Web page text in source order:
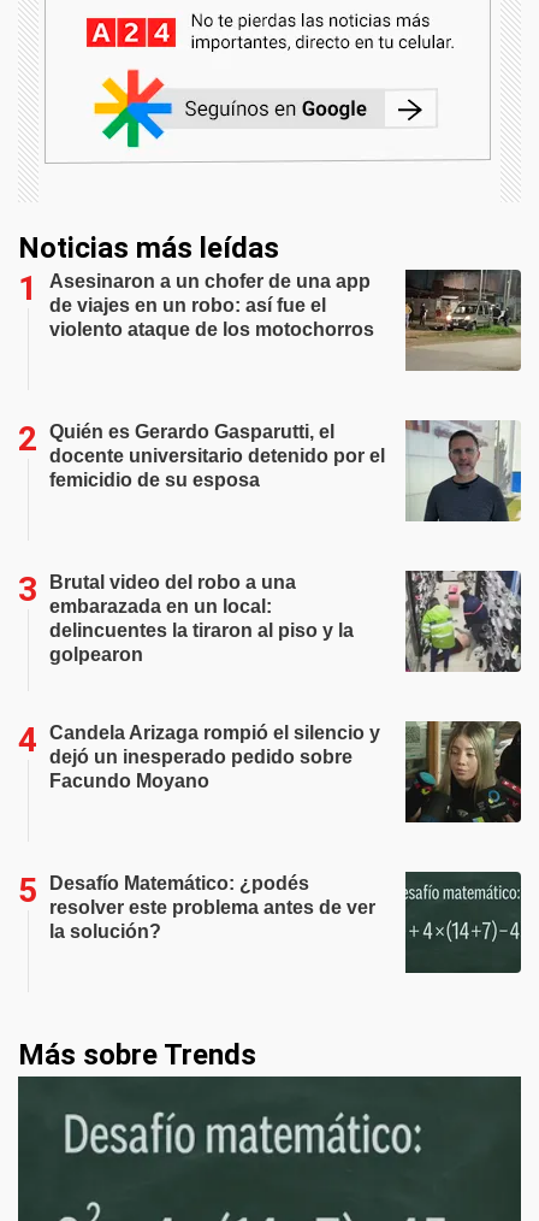
Noticias más leídas
Asesinaron a un chofer de una app
de viajes en un robo: así fue el
violento ataque de los motochorros
Quién es Gerardo Gasparutti, el
docente universitario detenido por el
femicidio de su esposa
Brutal video del robo a una
embarazada en un local:
delincuentes la tiraron al piso y la
golpearon
Candela Arizaga rompió el silencio y
dejó un inesperado pedido sobre
Facundo Moyano
Desafío Matemático: ¿podés
resolver este problema antes de ver
la solución?
Más sobre Trends